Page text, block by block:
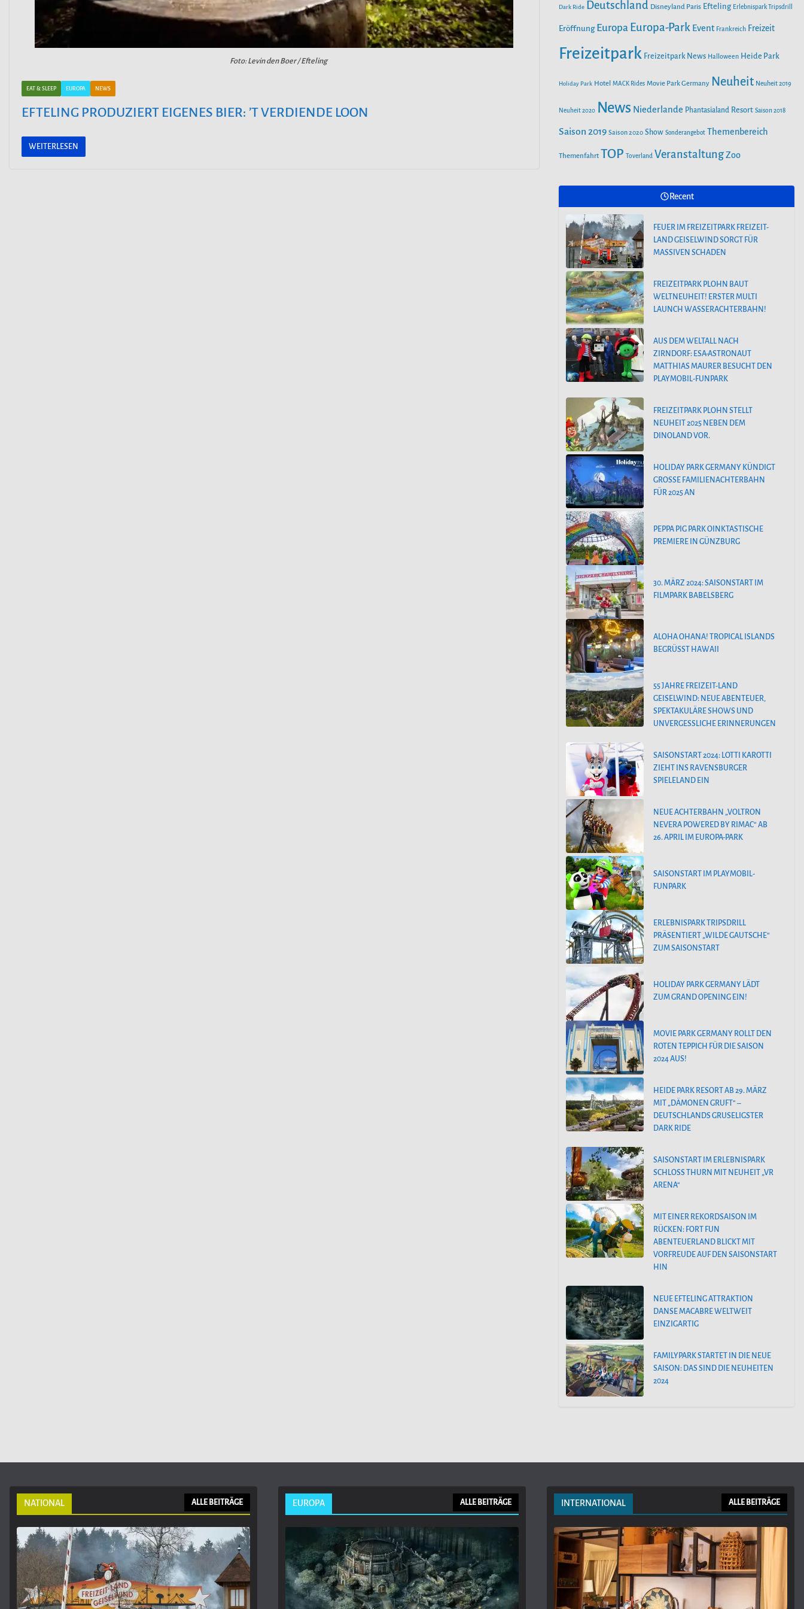
Foto: Levin den Boer / Efteling
EAT & SLEEP EUROPA NEWS
EFTELING PRODUZIERT EIGENES BIER: ’T VERDIENDE LOON
WEITERLESEN
n
o
r
e
Dark Ride Deutschland Disneyland Paris Efteling Erlebnispark Tripsdrill
Eröffnung Europa Europa-Park Event Frankreich Freizeit
Freizeitpark Freizeitpark News Halloween Heide Park
Holiday Park Hotel MACK Rides Movie Park Germany Neuheit Neuheit 2019
Neuheit 2020 News Niederlande Phantasialand Resort Saison 2018
Saison 2019 Saison 2020 Show Sonderangebot Themenbereich
Themenfahrt TOP Toverland Veranstaltung Zoo
Recent
FEUER IM FREIZEITPARK FREIZEIT-
LAND GEISELWIND SORGT FÜR
MASSIVEN SCHADEN
FREIZEITPARK PLOHN BAUT
WELTNEUHEIT! ERSTER MULTI
LAUNCH WASSERACHTERBAHN!
AUS DEM WELTALL NACH
ZIRNDORF: ESA-ASTRONAUT
MATTHIAS MAURER BESUCHT DEN
PLAYMOBIL-FUNPARK
FREIZEITPARK PLOHN STELLT
NEUHEIT 2025 NEBEN DEM
DINOLAND VOR.
HOLIDAY PARK GERMANY KÜNDIGT
GROSSE FAMILIENACHTERBAHN F
ÜR 2025 AN
PEPPA PIG PARK OINKTASTISCHE
PREMIERE IN GÜNZBURG
30. MÄRZ 2024: SAISONSTART IM
FILMPARK BABELSBERG
ALOHA OHANA! TROPICAL ISLANDS
BEGRÜSST HAWAII
55 JAHRE FREIZEIT-LAND
GEISELWIND: NEUE ABENTEUER,
SPEKTAKULÄRE SHOWS UND
UNVERGESSLICHE ERINNERUNGEN
SAISONSTART 2024: LOTTI KAROTTI
ZIEHT INS RAVENSBURGER
SPIELELAND EIN
NEUE ACHTERBAHN „VOLTRON
NEVERA POWERED BY RIMAC“ AB
26. APRIL IM EUROPA-PARK
SAISONSTART IM PLAYMOBIL-
FUNPARK
ERLEBNISPARK TRIPSDRILL
PRÄSENTIERT „WILDE GAUTSCHE“
ZUM SAISONSTART
HOLIDAY PARK GERMANY LÄDT
ZUM GRAND OPENING EIN!
MOVIE PARK GERMANY ROLLT DEN
ROTEN TEPPICH FÜR DIE SAISON
2024 AUS!
HEIDE PARK RESORT AB 29. MÄRZ
MIT „DÄMONEN GRUFT“ –
DEUTSCHLANDS GRUSELIGSTER
DARK RIDE
SAISONSTART IM ERLEBNISPARK
SCHLOSS THURN MIT NEUHEIT „VR
ARENA“
MIT EINER REKORDSAISON IM
RÜCKEN: FORT FUN
ABENTEUERLAND BLICKT MIT
VORFREUDE AUF DEN SAISONSTART
HIN
NEUE EFTELING ATTRAKTION
DANSE MACABRE WELTWEIT
EINZIGARTIG
FAMILYPARK STARTET IN DIE NEUE
SAISON: DAS SIND DIE NEUHEITEN
2024
NATIONAL ALLE BEITRÄGE EUROPA ALLE BEITRÄGE INTERNATIONAL ALLE BEITRÄGE